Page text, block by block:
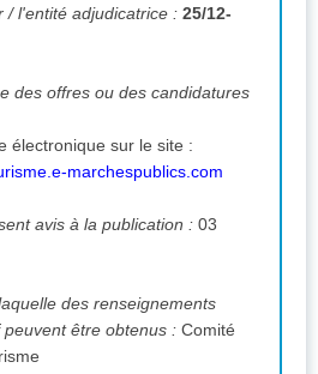
/ l'entité adjudicatrice : 25/12-
des offres ou des candidatures
électronique sur le site :
marchespublics.com
avis à la publication : 03
des renseignements
être obtenus : Comité